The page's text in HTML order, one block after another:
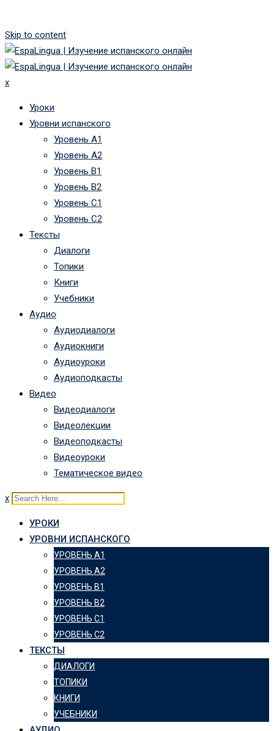
Skip to content
x
Уроки
Уровни испанского
Уровень А1
Уровень А2
Уровень B1
Уровень B2
Уровень C1
Уровень C2
Тексты
Диалоги
Топики
Книги
Учебники
Аудио
Аудиодиалоги
Аудиокниги
Аудиоуроки
Аудиоподкасты
Видео
Видеодиалоги
Видеолекции
Видеоподкасты
Видеоуроки
Тематическое видео
x
УРОКИ
УРОВНИ ИСПАНСКОГО
УРОВЕНЬ А1
УРОВЕНЬ А2
УРОВЕНЬ B1
УРОВЕНЬ B2
УРОВЕНЬ C1
УРОВЕНЬ C2
ТЕКСТЫ
ДИАЛОГИ
ТОПИКИ
КНИГИ
УЧЕБНИКИ